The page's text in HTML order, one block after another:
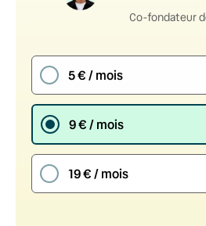
Co-fondateur
5 € / mois
9 € / mois
19 € / mois